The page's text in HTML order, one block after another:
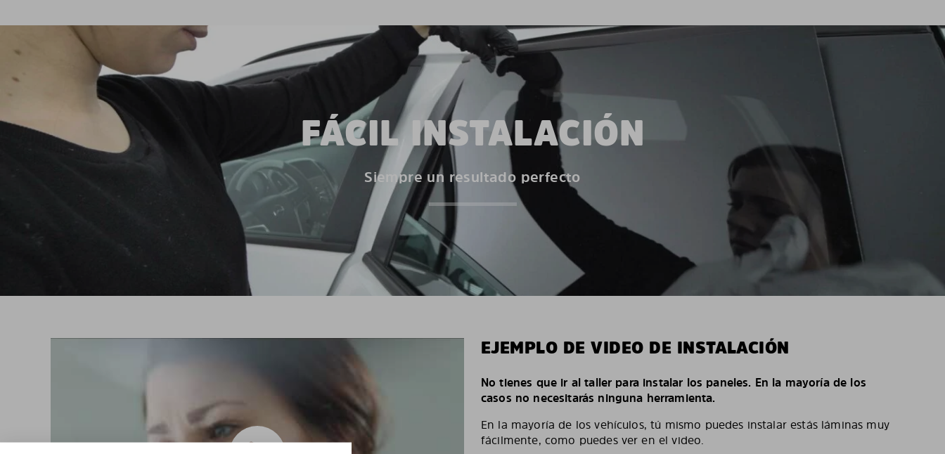
FÁCIL INSTALACIÓN
Siempre un resultado perfecto
EJEMPLO DE VIDEO DE INSTALACIÓN
No tienes que ir al taller para instalar los paneles. En la mayoría de los
casos no necesitarás ninguna herramienta.
En la mayoría de los vehículos, tú mismo puedes instalar estás láminas muy
fácilmente, como puedes ver en el video.